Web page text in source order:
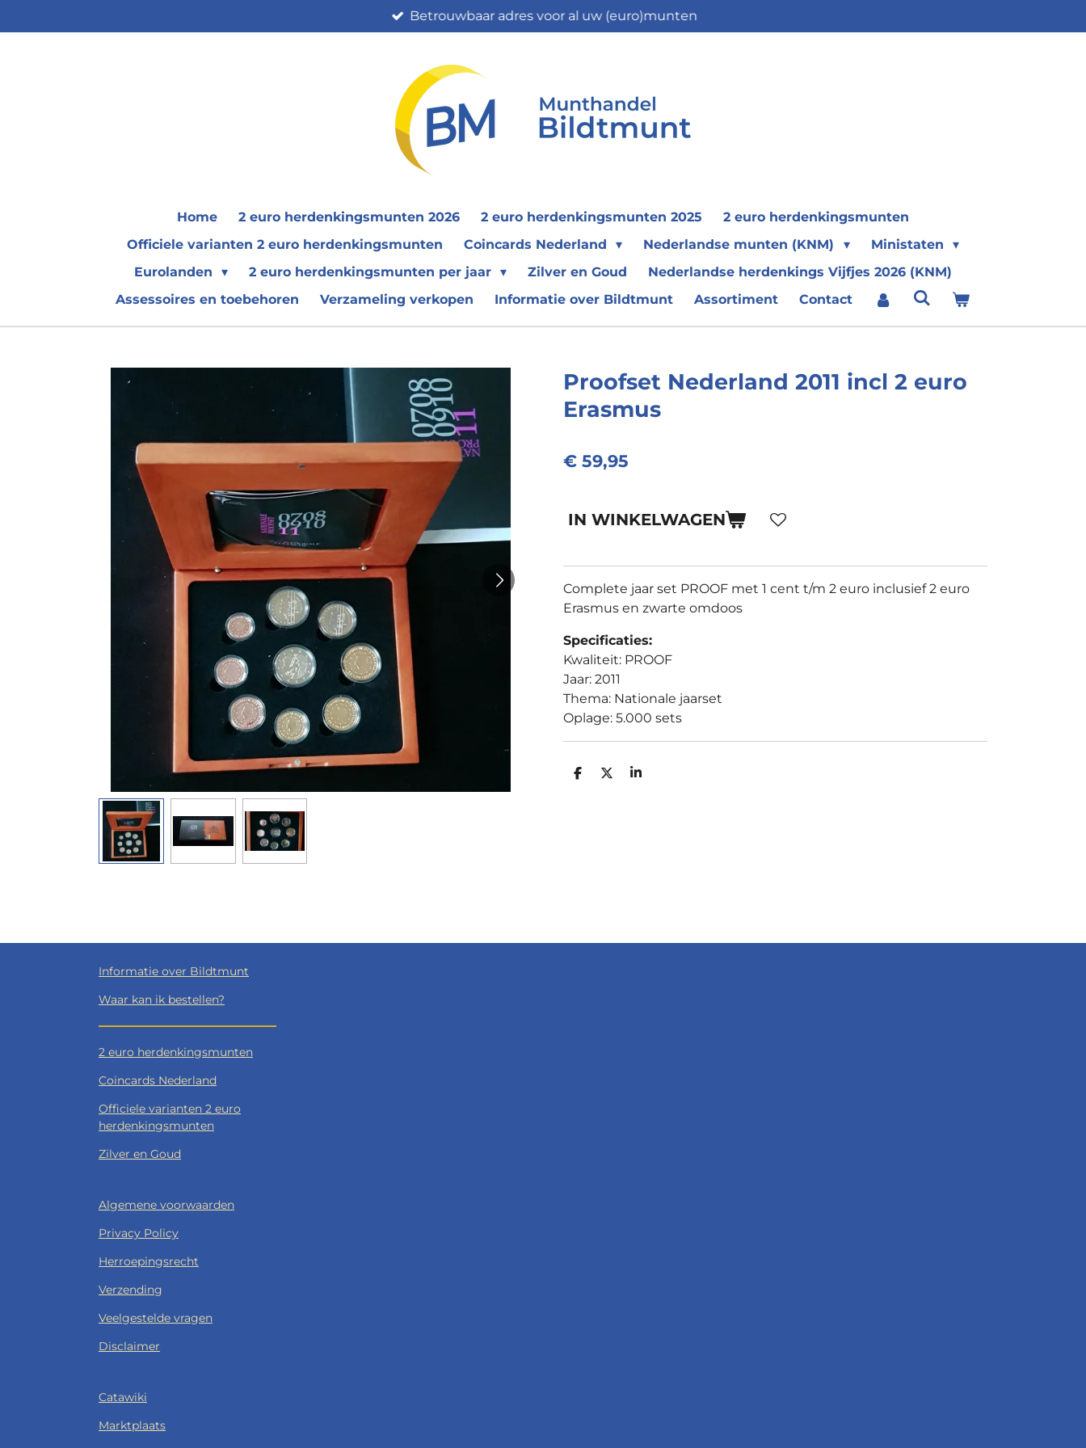
direct
Betrouwbaar adres voor al uw (euro)munten
Home 2 euro herdenkingsmunten 2026 2 euro herdenkingsmunten 2025
2 euro herdenkingsmunten
Officiele varianten 2 euro herdenkingsmunten
Coincards Nederland Nederlandse munten (KNM)
Ministaten
Eurolanden
2 euro herdenkingsmunten per jaar Zilver en Goud
Nederlandse herdenkings Vijfjes 2026 (KNM)
Assessoires en toebehoren
Verzameling verkopen Informatie over Bildtmunt Assortiment Contact
Proofset Nederland 2011 incl 2 euro
Erasmus
€ 59,95
IN WINKELWAGEN
Complete jaar set PROOF met 1 cent t/m 2 euro inclusief 2 euro
Erasmus en zwarte omdoos
Specificaties:
Kwaliteit: PROOF
Jaar: 2011
Thema: Nationale jaarset
Oplage: 5.000 sets
D
D
S
Informatie over Bildtmunt
Waar kan ik bestellen?
2 euro herdenkingsmunten
Coincards Nederland
Officiele varianten 2 euro
herdenkingsmunten
Zilver en Goud
Algemene voorwaarden
Privacy Policy
Herroepingsrecht
Verzending
Veelgestelde vragen
Disclaimer
Catawiki
Marktplaats